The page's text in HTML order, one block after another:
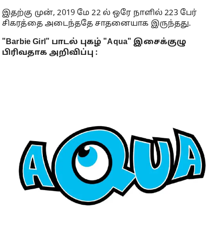
இதற்கு முன், 2019 மே 22 ல் ஒரே நாளில் 223 பேர்
சிகரத்தை அடைந்ததே சாதனையாக இருந்தது.
"Barbie Girl" பாடல் புகழ் "Aqua" இசைக்குழு
பிரிவதாக அறிவிப்பு :